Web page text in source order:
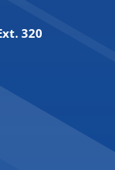
320